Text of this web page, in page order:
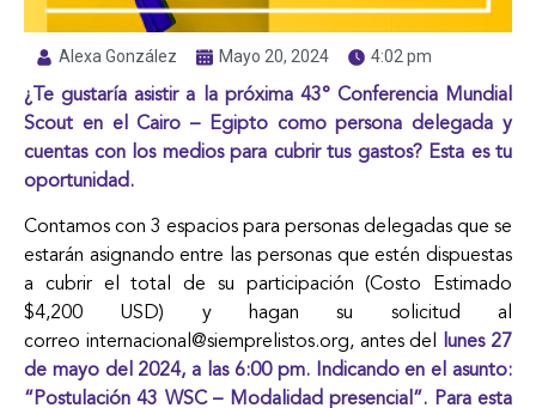
Alexa González Mayo 20, 2024 4:02 pm
¿Te gustaría asistir a la próxima 43° Conferencia Mundial
Scout en el Cairo – Egipto como persona delegada y
cuentas con los medios para cubrir tus gastos? Esta es tu
oportunidad.
Contamos con 3 espacios para personas delegadas que se
estarán asignando entre las personas que estén dispuestas
a cubrir el total de su participación (Costo Estimado
$4,200 USD) y hagan su solicitud al
correo internacional@siemprelistos.org, antes del lunes 27
de mayo del 2024, a las 6:00 pm. Indicando en el asunto:
“Postulación 43 WSC – Modalidad presencial”. Para esta